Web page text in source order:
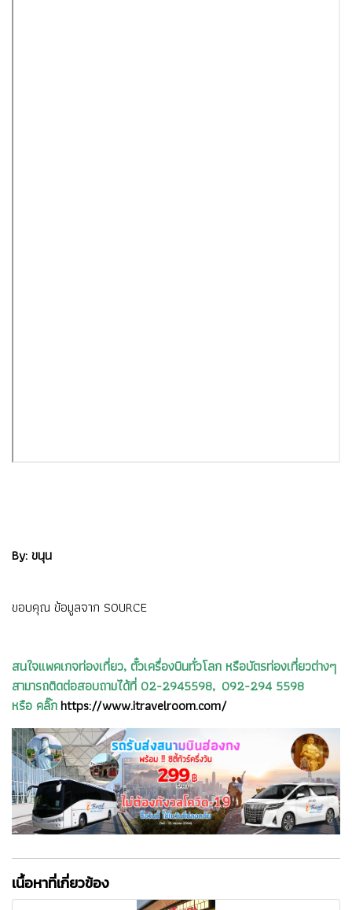
By: ขนุน
ขอบคุณ ข้อมูลจาก SOURCE
สนใจแพคเกจท่องเที่ยว, ตั๋วเครื่องบินทั่วโลก หรือบัตรท่องเที่ยวต่างๆ
สามารถติดต่อสอบถามได้ที่ 02-2945598, 092-294 5598
หรือ คลิ๊กhttps://www.itravelroom.com/
เนื้อหาที่เกี่ยวข้อง